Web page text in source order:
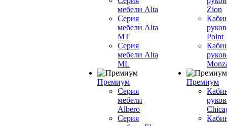
мебели Alta
Серия
мебели Alta
MT
Серия
мебели Alta
ML
Премиум
Серия
мебели
Albero
Серия
Zion
Point
Премиум